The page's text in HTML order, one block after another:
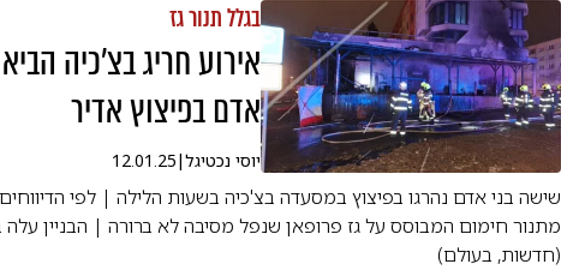
בגלל תנור גז
אדם בפיצוץ אדיר
יוסי נכטיגל|
12.01.25
שישה בני אדם נהרגו בפיצוץ במסעדה בצ'כיה בשעות הלילה | לפי
מתנור חימום המבוסס על גז פרופאן שנפל מסיבה לא ברורה | הבניין
(חדשות, בעולם)